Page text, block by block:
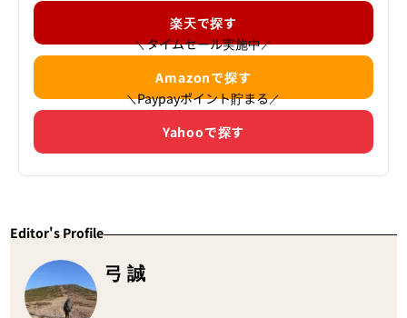
楽天で探す
＼タイムセール実施中／
Amazonで探す
＼Paypayポイント貯まる／
Yahooで探す
Editor's Profile
弓 誠